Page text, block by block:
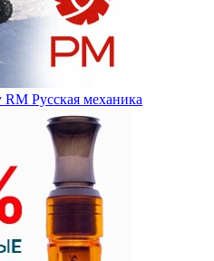
Русская механика